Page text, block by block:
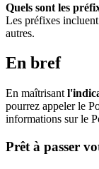
Quels sont les
Les préfixes incluent
autres.
En bref
En maîtrisant
pourrez appeler le
informations sur le
Prêt à passer